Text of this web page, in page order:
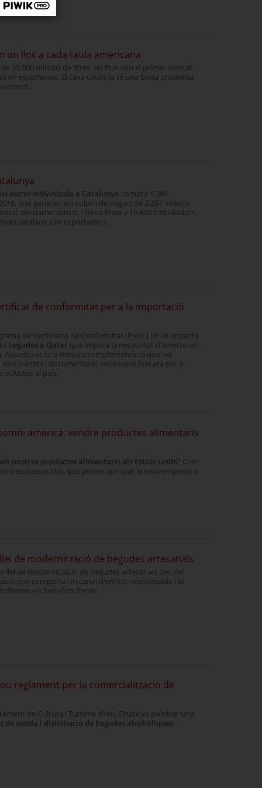
un lloc a cada taula americana
33.000 milions de litres, els EUA són el primer mercat
en escumosos. El cava català ja té una bona presència
sector vitivinícola a Catalunya compta 1.384
que generen un volum de negoci de 3.267 milions
del darrer estudi, i dóna feina a 10.460 treballadors.
catalans són exportadors.
de conformitat per a la importació
de Verificació de Conformitat (PVoC) té un impacte
begudes a Qatar que implica la necessitat d'emetre un
Aquesta és una mesura complementària que no
tràmits i documentació necessaris fins ara per a
al país.
americà: vendre productes alimentaris
nostres productes alimentaris als Estats Units? Com
tres passos clau que poden apropar la teva empresa a
de modernització de begudes artesanals
llei de modernització de begudes artesanals des del
que comporta un canvi d'entitat responsable i la
els beneficis fiscals.
reglament per la comercialització de
de Cultura i Turisme d’Abu Dhabi va publicar una
de venda i distribució de begudes alcohòliques.